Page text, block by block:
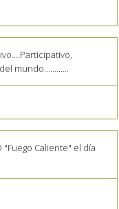
mundo............
"Fuego Caliente" el día